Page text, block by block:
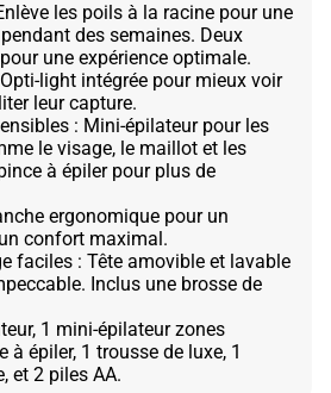
les poils à la racine pour une
des semaines. Deux
une expérience optimale.
light intégrée pour mieux voir
leur capture.
: Mini-épilateur pour les
le visage, le maillot et les
à épiler pour plus de
ergonomique pour un
confort maximal.
faciles : Tête amovible et lavable
Inclus une brosse de
1 mini-épilateur zones
à épiler, 1 trousse de luxe, 1